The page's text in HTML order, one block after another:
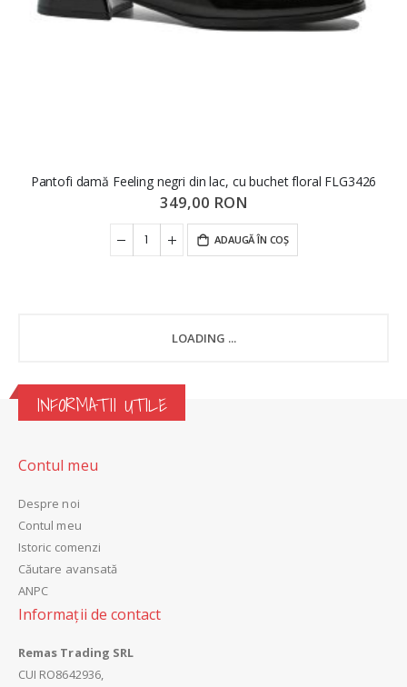
Pantofi damă Feeling negri din lac, cu buchet floral FLG3426
349,00 RON
ADAUGĂ ÎN COȘ
LOADING ...
INFORMATII UTILE
Contul meu
Despre noi
Contul meu
Istoric comenzi
Căutare avansată
ANPC
Informații de contact
Remas Trading SRL
CUI RO8642936,